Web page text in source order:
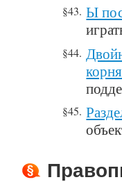
§43. Ы
§44.
§45.